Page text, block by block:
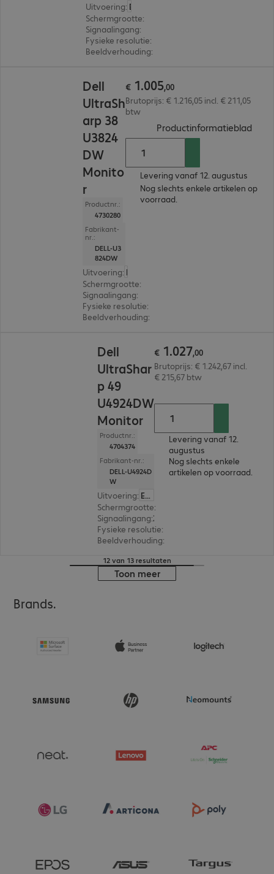
Uitvoering:
Schermgrootte:
Signaalingang:
Fysieke resolutie:
Beeldverhouding:
Dell
UltraSh
arp 38
U3824
DW
Monito
r
Productnr.:
4730280
Fabrikant-
nr.:
DELL-U3
824DW
Uitvoering: Europa
Schermgrootte:
Signaalingang:
Fysieke resolutie:
Beeldverhouding:
€ 1.005,00
Brutoprijs: € 1.216,05 incl. € 211,05
btw
Productinformatieblad
Levering vanaf 12. augustus
Nog slechts enkele artikelen op
voorraad.
Dell
UltraShar
p 49
U4924DW
Monitor
Productnr.:
4704374
Fabrikant-nr.:
DELL-U4924D
W
Uitvoering: Europa
Schermgrootte:
Signaalingang:
Fysieke resolutie:
Beeldverhouding:
€ 1.027,00
Brutoprijs: € 1.242,67 incl.
€ 215,67 btw
Levering vanaf 12.
augustus
Nog slechts enkele
artikelen op voorraad.
12 van 13 resultaten
Toon meer
Brands.